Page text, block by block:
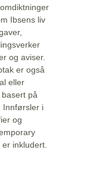
Ibsens liv
og aviser.
er også
eller
på
Innførsler i
og
inkludert.